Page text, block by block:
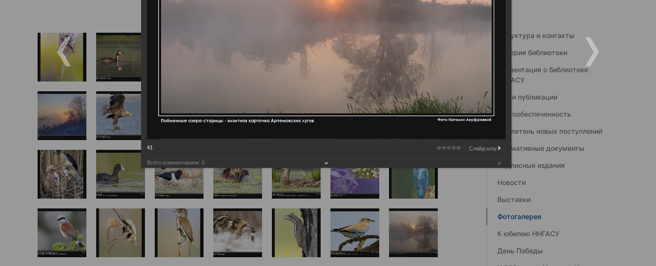
Структура и контакты
История библиотеки
Презентация о библиотеке
ННГАСУ
Наши публикации
Книгообеспеченность
Бюллетень новых поступлений
Нормативные документы
Подписные издания
Новости
Выставки
Фотогалерея
К юбилею ННГАСУ
День Победы
41 Слайд-шоу:
Всего комментариев: 0